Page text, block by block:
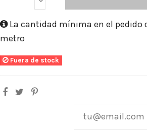
La cantidad mínima en el pedido
metro
Fuera de stock